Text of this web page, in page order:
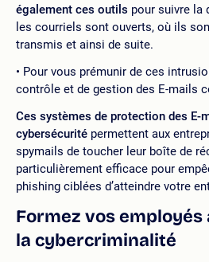
également ces outils pour suivre la
les courriels sont ouverts, où ils
transmis et ainsi de suite.
Pour vous prémunir de ces
contrôle et de gestion des E-mails
Ces systèmes de protection des E-
cybersécurité permettent aux
spymails de toucher leur boîte de
particulièrement efficace pour
phishing ciblées d’atteindre votre
Formez vos employés
la cybercriminalité